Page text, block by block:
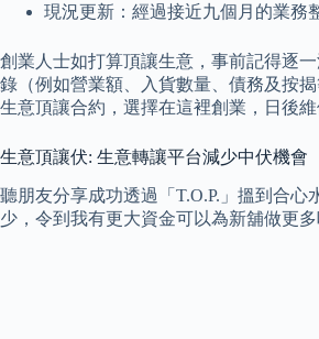
現況更新：經過接近九個月的業務
創業人士如打算頂讓生意，事前記得逐
錄（例如營業額、入貨數量、債務及按
生意頂讓合約，選擇在這裡創業，日後
生意頂讓伏: 生意轉讓平台減少中伏機會
聽朋友分享成功透過「T.O.P.」搵到合
少，令到我有更大資金可以為新舖做更